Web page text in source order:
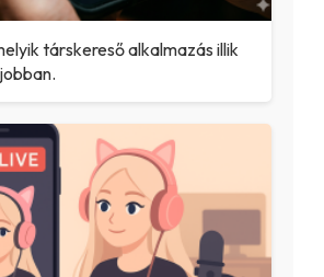
társkereső alkalmazás illik